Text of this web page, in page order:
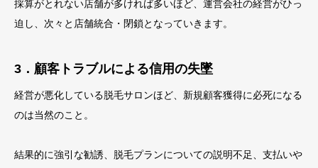
採算がとれない店舗が多ければ多いほど、運営会社の経営がひっ
迫し、次々と店舗統合・閉鎖となっていきます。
3．顧客トラブルによる信用の失墜
経営が悪化している脱毛サロンほど、新規顧客獲得に必死になる
のは当然のこと。
結果的に強引な勧誘、脱毛プランについての説明不足、支払いや